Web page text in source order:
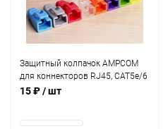
Защитный колпачок AMPCOM
для коннекторов RJ45, CAT5e/6
Прозрачный/Белый
15 ₽/ шт